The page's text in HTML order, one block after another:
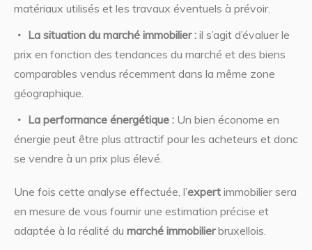
matériaux utilisés et les travaux éventuels à prévoir.
La situation du marché immobilier : il s’agit d’évaluer le
prix en fonction des tendances du marché et des biens
comparables vendus récemment dans la même zone
géographique.
La performance énergétique : Un bien économe en
énergie peut être plus attractif pour les acheteurs et donc
se vendre à un prix plus élevé.
Une fois cette analyse effectuée, l’expert immobilier sera
en mesure de vous fournir une estimation précise et
adaptée à la réalité du marché immobilierbruxellois.